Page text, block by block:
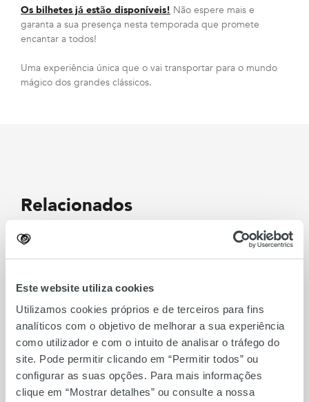
Este website utiliza cookies
Utilizamos cookies próprios e de terceiros para fins
analíticos com o objetivo de melhorar a sua experiência
como utilizador e com o intuito de analisar o tráfego do
site. Pode permitir clicando em “Permitir todos” ou
configurar as suas opções. Para mais informações
clique em “Mostrar detalhes” ou consulte a nossa
Os bilhetes já estão disponíveis! Não espere mais e
garanta a sua presença nesta temporada que promete
encantar a todos!
Uma experiência única que o vai transportar para o mundo
mágico dos grandes clássicos.
Relacionados